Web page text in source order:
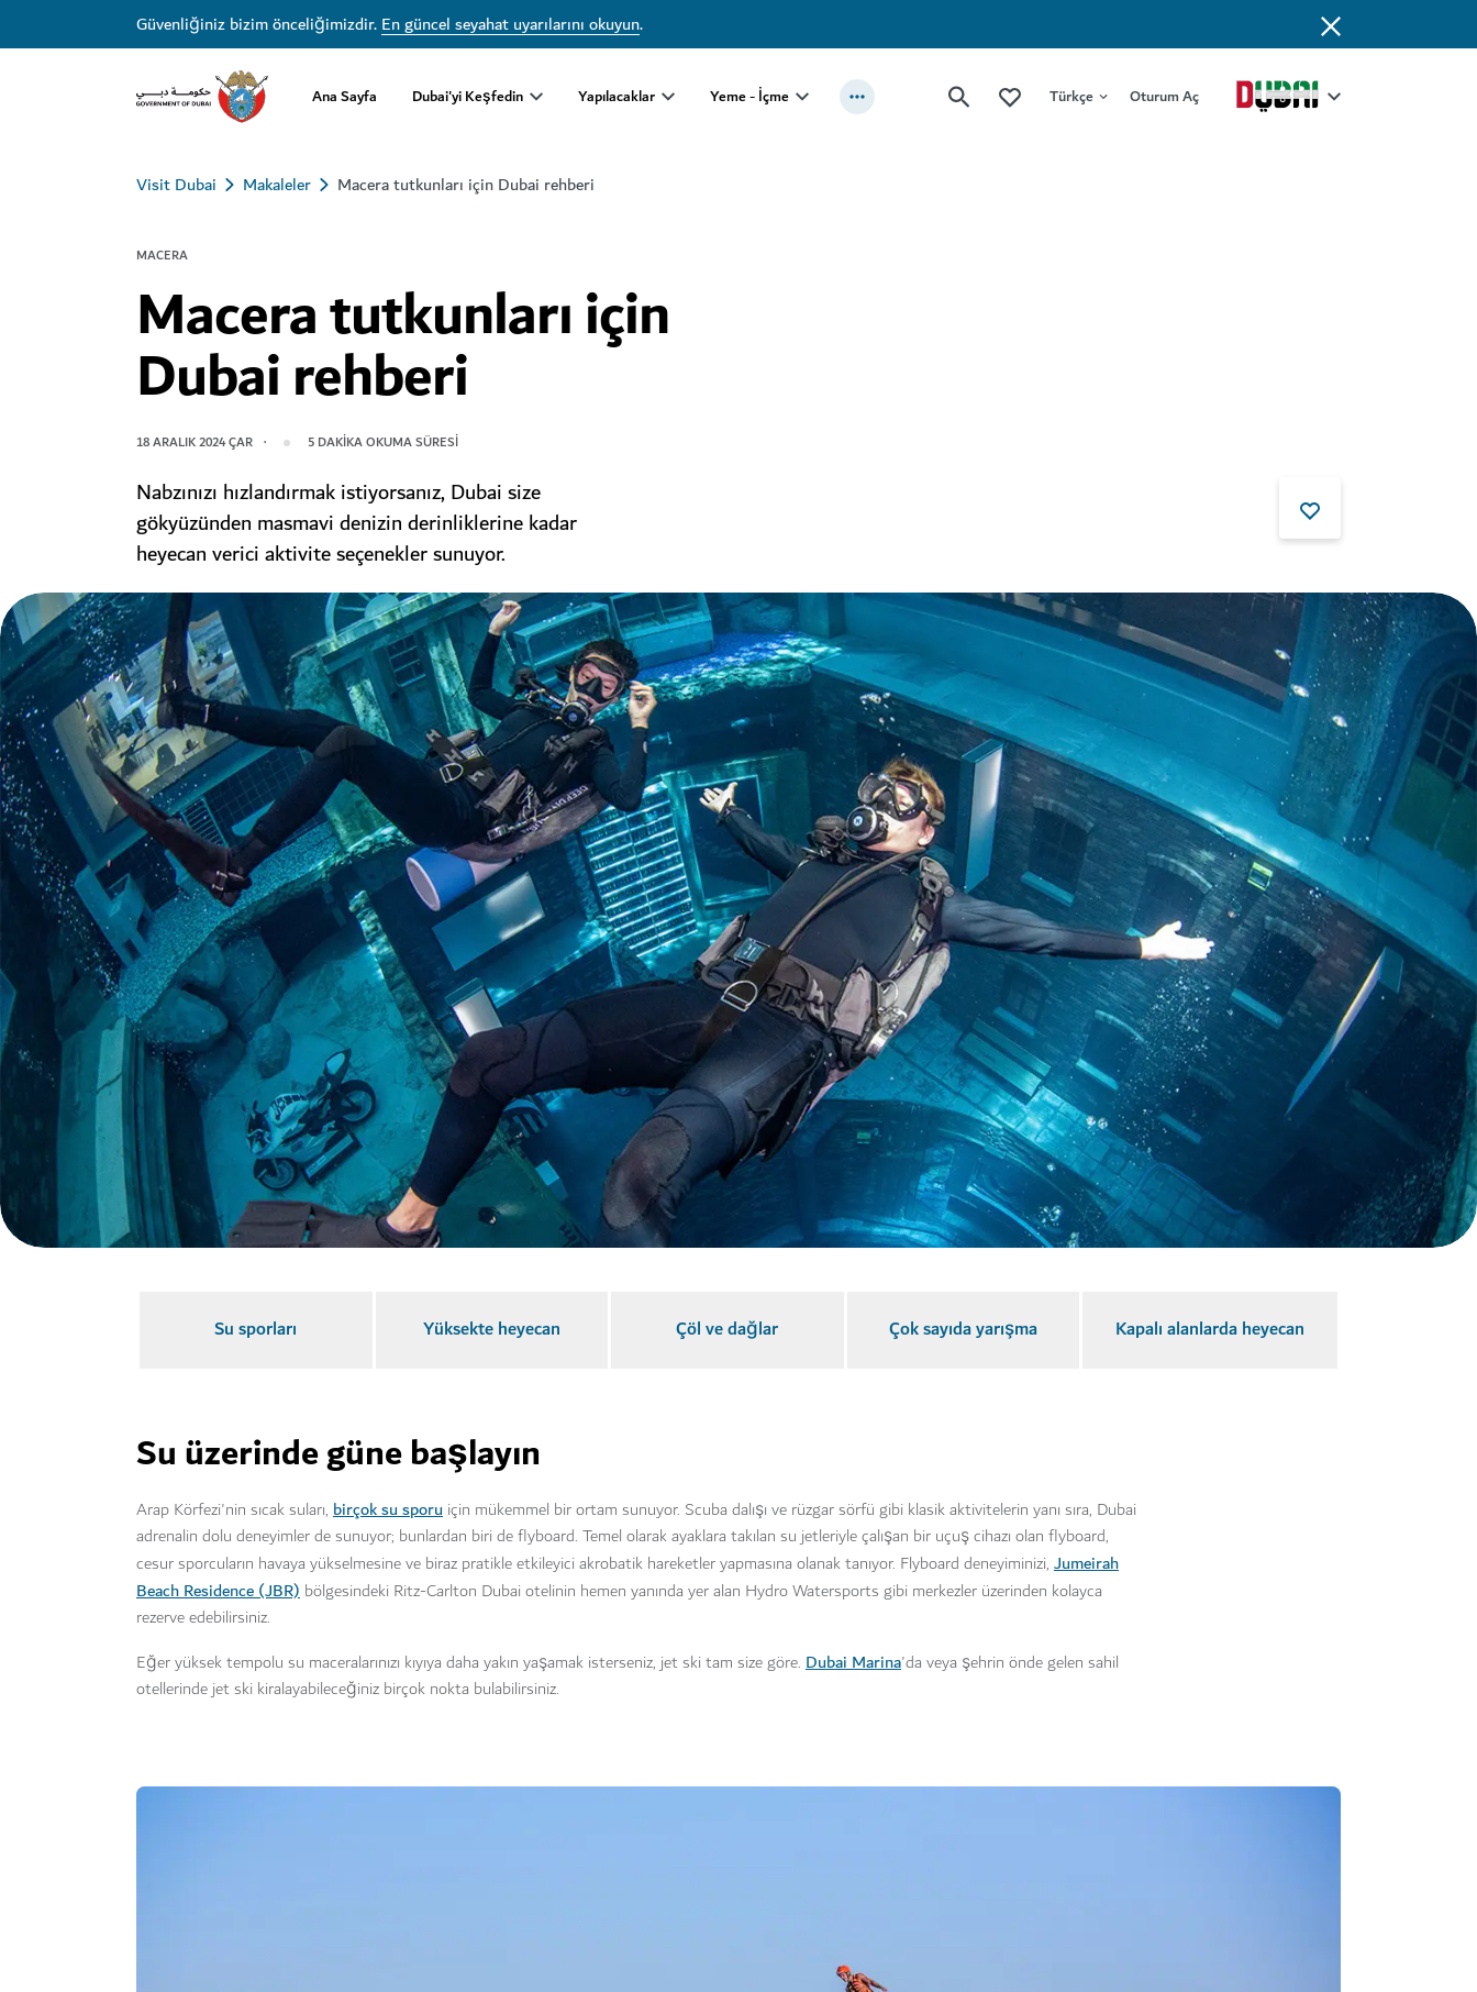
Güvenliğiniz bizim önceliğimizdir.En güncel seyahat uyarılarını okuyun.
Ana Sayfa Dubai'yi Keşfedin Yapılacaklar Yeme - İçme Türkçe Oturum Aç
Visit Dubai Makaleler Macera tutkunları için Dubai rehberi
MACERA
Macera tutkunları için
Dubai rehberi
18 ARALIK 2024 ÇAR 5 DAKIKA OKUMA SÜRESI
Nabzınızı hızlandırmak istiyorsanız, Dubai size
gökyüzünden masmavi denizin derinliklerine kadar
heyecan verici aktivite seçenekler sunuyor.
Su sporları Yüksekte heyecan Çöl ve dağlar Çok sayıda yarışma Kapalı alanlarda heyecan
Su üzerinde güne başlayın
Arap Körfezi'nin sıcak suları, birçok su sporu için mükemmel bir ortam sunuyor. Scuba dalışı ve rüzgar sörfü gibi klasik aktivitelerin yanı sıra, Dubai
adrenalin dolu deneyimler de sunuyor; bunlardan biri de flyboard. Temel olarak ayaklara takılan su jetleriyle çalışan bir uçuş cihazı olan flyboard,
cesur sporcuların havaya yükselmesine ve biraz pratikle etkileyici akrobatik hareketler yapmasına olanak tanıyor. Flyboard deneyiminizi, Jumeirah
Beach Residence (JBR) bölgesindeki Ritz-Carlton Dubai otelinin hemen yanında yer alan Hydro Watersports gibi merkezler üzerinden kolayca
rezerve edebilirsiniz.
Eğer yüksek tempolu su maceralarınızı kıyıya daha yakın yaşamak isterseniz, jet ski tam size göre. Dubai Marina'da veya şehrin önde gelen sahil
otellerinde jet ski kiralayabileceğiniz birçok nokta bulabilirsiniz.